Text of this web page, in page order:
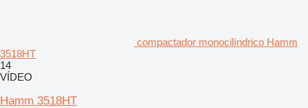
compactador monocilíndrico Hamm
3518HT
14
VÍDEO
Hamm 3518HT